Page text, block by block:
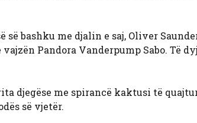
bashku me djalin e saj, Oliver
Pandora Vanderpump Sabo. Të
djegëse me spirancë kaktusi të
së vjetër.